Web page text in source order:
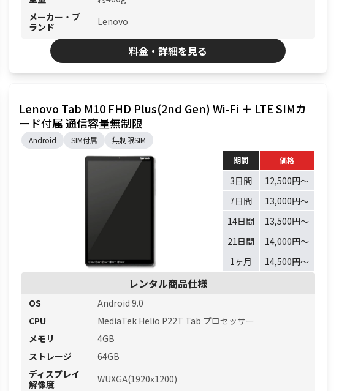
メーカー・ブ
ランド
Lenovo
料金・詳細を見る
Lenovo Tab M10 FHD Plus(2nd Gen) Wi-Fi ＋ LTE SIMカ
ード付属 通信容量無制限
Android SIM付属
無制限SIM
期間
価格
3日間
12,500円〜
7日間
13,000円〜
14日間
13,500円〜
21日間
14,000円〜
1ヶ月
14,500円〜
レンタル商品仕様
OS
Android 9.0
CPU
MediaTek Helio P22T Tab プロセッサー
メモリ
4GB
ストレージ
64GB
ディスプレイ
解像度
WUXGA(1920x1200)